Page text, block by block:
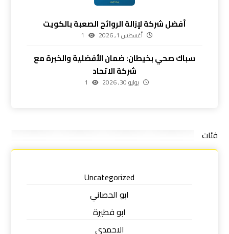
أفضل شركة لإزالة الروائح الصعبة بالكويت
أغسطس 1, 2026 1
سباك صحي بخيطان: ضمان الأفضلية والخبرة مع
شركة الاتحاد
يوليو 30, 2026 1
فئات
Uncategorized
ابو الحصاني
ابو فطيرة
الاحمدي